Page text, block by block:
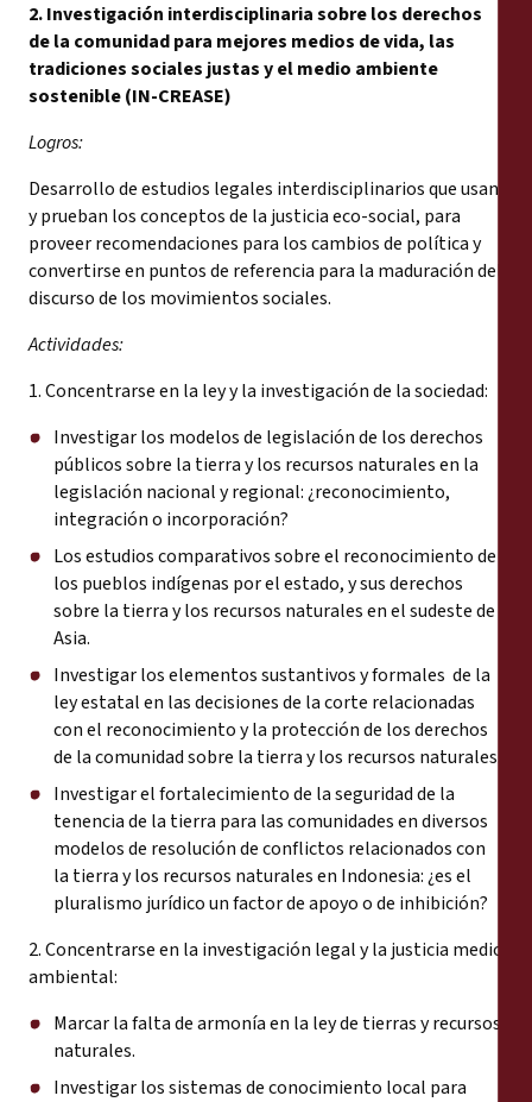
2. Investigación interdisciplinaria sobre los derechos
de la comunidad para mejores medios de vida, las
tradiciones sociales justas y el medio ambiente
sostenible (IN-CREASE)
Logros:
Desarrollo de estudios legales interdisciplinarios que usan
y prueban los conceptos de la justicia eco-social, para
proveer recomendaciones para los cambios de política y
convertirse en puntos de referencia para la maduración del
discurso de los movimientos sociales.
Actividades:
1. Concentrarse en la ley y la investigación de la sociedad:
Investigar los modelos de legislación de los derechos
públicos sobre la tierra y los recursos naturales en la
legislación nacional y regional: ¿reconocimiento,
integración o incorporación?
Los estudios comparativos sobre el reconocimiento de
los pueblos indígenas por el estado, y sus derechos
sobre la tierra y los recursos naturales en el sudeste de
Asia.
Investigar los elementos sustantivos y formales de la
ley estatal en las decisiones de la corte relacionadas
con el reconocimiento y la protección de los derechos
de la comunidad sobre la tierra y los recursos naturales.
Investigar el fortalecimiento de la seguridad de la
tenencia de la tierra para las comunidades en diversos
modelos de resolución de conflictos relacionados con
la tierra y los recursos naturales en Indonesia: ¿es el
pluralismo jurídico un factor de apoyo o de inhibición?
2. Concentrarse en la investigación legal y la justicia medio
ambiental:
Marcar la falta de armonía en la ley de tierras y recursos
naturales.
Investigar los sistemas de conocimiento local para